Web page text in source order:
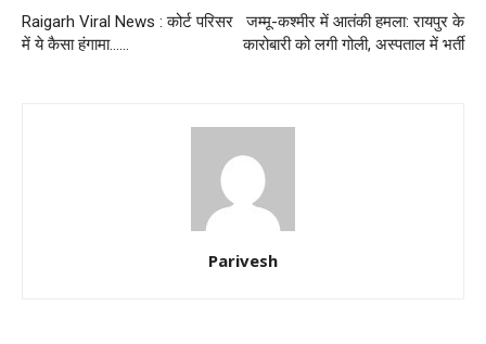
Raigarh Viral News : कोर्ट परिसर
में ये कैसा हंगामा……
जम्मू-कश्मीर में आतंकी हमला: रायपुर के
कारोबारी को लगी गोली, अस्पताल में भर्ती
Parivesh